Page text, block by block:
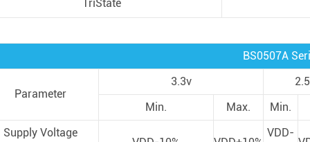
XtalTQ
TriState
BS0507A
Parameter
3.3v
Min.
Max.
Min.
Supply Voltage
VDD-